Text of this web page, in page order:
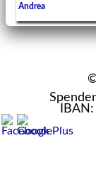
Andrea